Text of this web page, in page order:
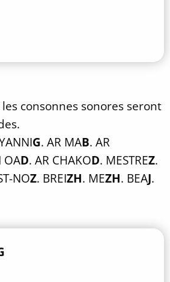
consonnes sonores seront
G. AR MAB. AR
OAD. AR CHAKOD. MESTREZ.
NOZ. BREIZH. MEZH. BEAJ.